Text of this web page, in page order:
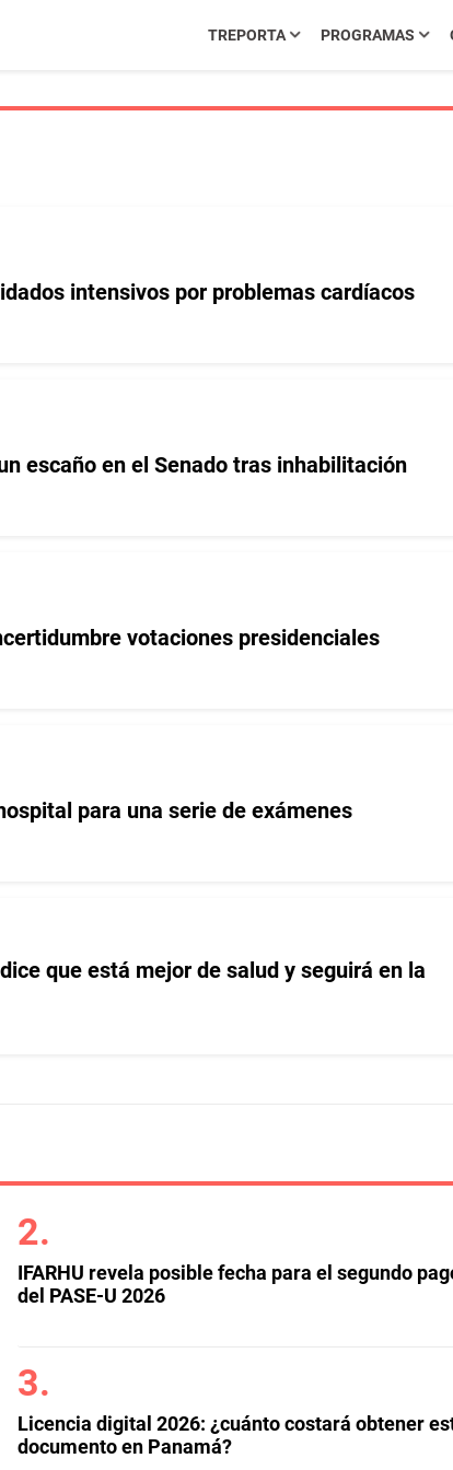
TREPORTA PROGRAMAS
intensivos por problemas cardíacos
escaño en el Senado tras inhabilitación
votaciones presidenciales
para una serie de exámenes
que está mejor de salud y seguirá en la
IFARHU revela posible fecha para el segundo
del PASE-U 2026
Licencia digital 2026: ¿cuánto costará obtener
documento en Panamá?